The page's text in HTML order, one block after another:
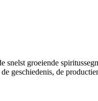
groeiende
geschiedenis, de